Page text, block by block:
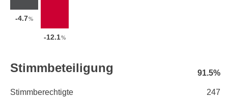
-4.7%
-12.1%
Stimmbeteiligung 91.5%
Stimmberechtigte
247